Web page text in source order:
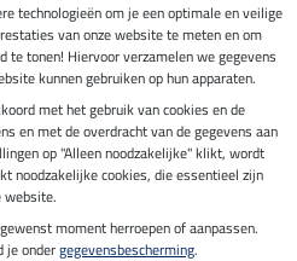
technologieën om je een optimale en veilige
van onze website te meten en om
te tonen! Hiervoor verzamelen we gegevens
kunnen gebruiken op hun apparaten.
met het gebruik van cookies en de
en met de overdracht van de gegevens aan
op "Alleen noodzakelijke" klikt, wordt
noodzakelijke cookies, die essentieel zijn
website.
moment herroepen of aanpassen.
je ondergegevensbescherming.